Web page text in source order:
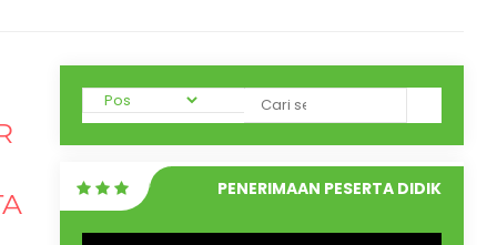
PENERIMAAN PESERTA DIDIK
BARU